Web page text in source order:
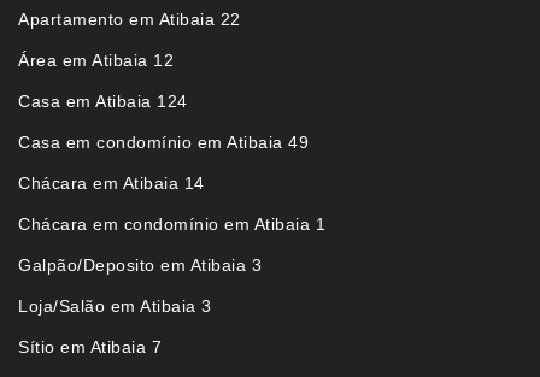
Apartamento em Atibaia 22
Área em Atibaia 12
Casa em Atibaia 124
Casa em condomínio em Atibaia 49
Chácara em Atibaia 14
Chácara em condomínio em Atibaia 1
Galpão/Deposito em Atibaia 3
Loja/Salão em Atibaia 3
Sítio em Atibaia 7